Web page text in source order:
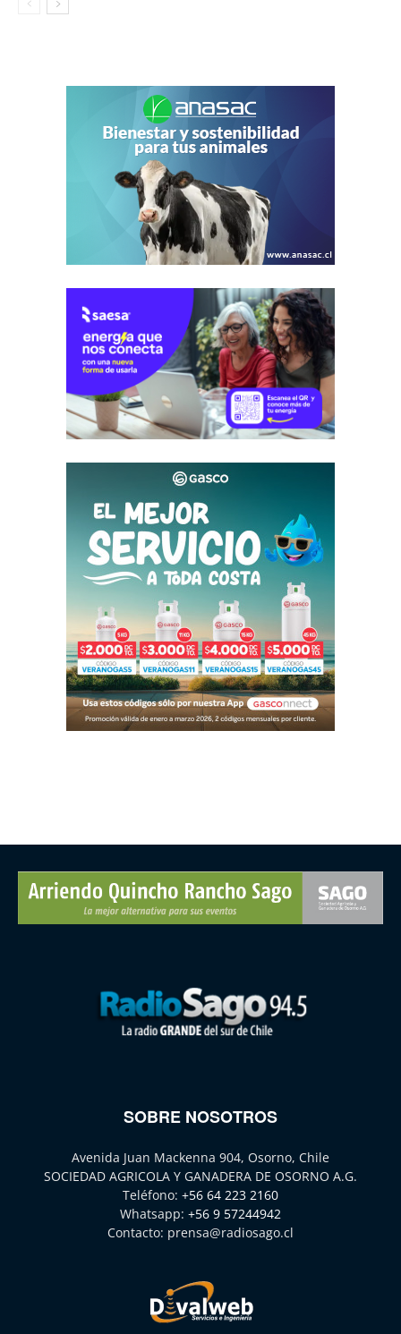
SOBRE NOSOTROS
Avenida Juan Mackenna 904, Osorno, Chile
SOCIEDAD AGRICOLA Y GANADERA DE OSORNO A.G.
Teléfono: +56 64 223 2160
Whatsapp: +56 9 57244942
Contacto: prensa@radiosago.cl